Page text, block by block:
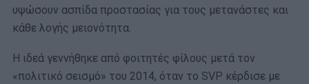
υψώσουν ασπίδα προστασίας για τους μετανάστες και
κάθε λογής μειονότητα.
Η ιδεά γεννήθηκε από φοιτητές φίλους μετά τον
«πολιτικό σεισμό» του 2014, όταν το SVP κέρδισε με